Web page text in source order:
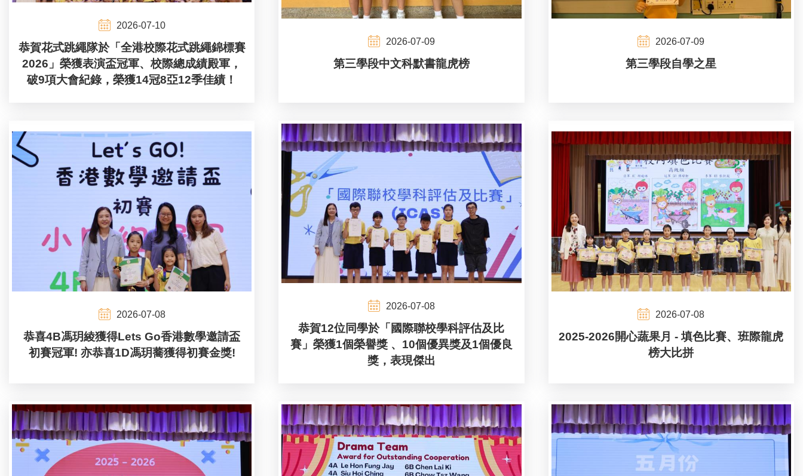
2026-07-10
恭賀花式跳繩隊於「全港校際花式跳繩錦標賽
2026」榮獲表演盃冠軍、校際總成績殿軍，
破9項大會紀錄，榮獲14冠8亞12季佳績！
2026-07-09
第三學段中文科默書龍虎榜
2026-07-09
第三學段自學之星
2026-07-08
恭喜4B馮玥綾獲得Lets Go香港數學邀請盃
初賽冠軍! 亦恭喜1D馮玥蕎獲得初賽金獎!
2026-07-08
恭賀12位同學於「國際聯校學科評估及比
賽」榮獲1個榮譽獎 、10個優異獎及1個優良
獎，表現傑出
2026-07-08
2025-2026開心蔬果月 - 填色比賽、班際龍虎
榜大比拼